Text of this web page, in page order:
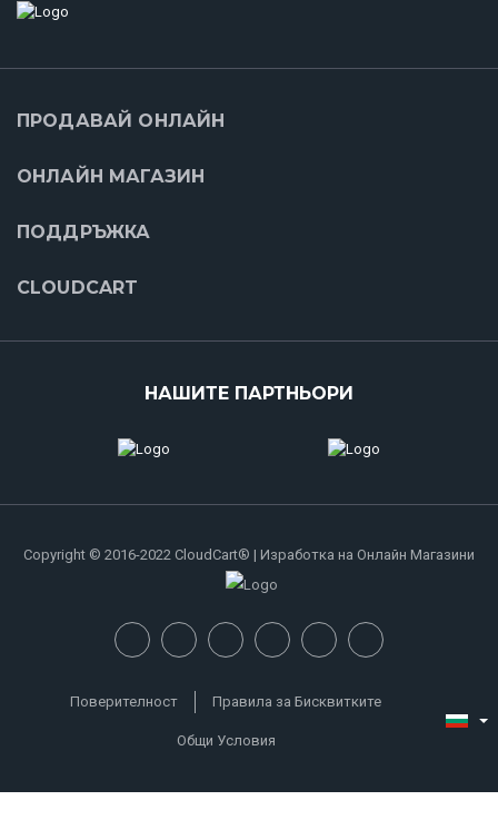
ПРОДАВАЙ ОНЛАЙН
ОНЛАЙН МАГАЗИН
ПОДДРЪЖКА
CLOUDCART
НАШИТЕ ПАРТНЬОРИ
Copyright © 2016-2022 CloudCart® | Изработка на Онлайн Магазини
Поверителност Правила за Бисквитките
Общи Условия